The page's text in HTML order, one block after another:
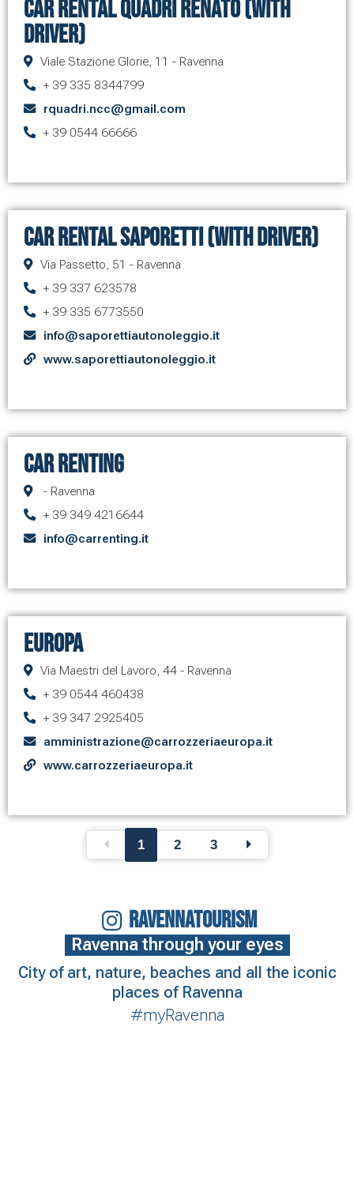
Car Rental Quadri Renato (with
driver)
Viale Stazione Glorie, 11 - Ravenna
+ 39 335 8344799
rquadri.ncc@gmail.com
+ 39 0544 66666
Car Rental Saporetti (with driver)
Via Passetto, 51 - Ravenna
+ 39 337 623578
+ 39 335 6773550
info@saporettiautonoleggio.it
www.saporettiautonoleggio.it
CAR RENTING
- Ravenna
+ 39 349 4216644
info@carrenting.it
Europa
Via Maestri del Lavoro, 44 - Ravenna
+ 39 0544 460438
+ 39 347 2925405
amministrazione@carrozzeriaeuropa.it
www.carrozzeriaeuropa.it
1 2 3
RAVENNATOURISM
Ravenna through your eyes
City of art, nature, beaches and all the iconic
places of Ravenna
#myRavenna